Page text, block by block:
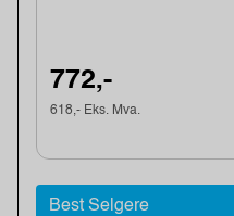
772,-
618,- Eks. Mva.
Best Selgere